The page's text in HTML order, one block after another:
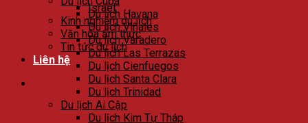
Israel
Kinh nghiệm du lịch
Văn hóa ẩm thực
Tin tức du lịch
Liên hệ
Du lịch Havana
Du lịch Viñales
Du lịch Varadero
Du lịch Las Terrazas
Du lịch Cienfuegos
Du lịch Santa Clara
Du lịch Trinidad
Du lịch Ai Cập
Du lịch Kim Tự Tháp